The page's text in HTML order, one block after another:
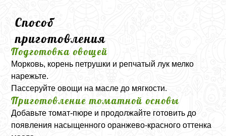
Способ
приготовления
Подготовка овощей
Морковь, корень петрушки и репчатый лук мелко
нарежьте.
Пассеруйте овощи на масле до мягкости.
Приготовление томатной основы
Добавьте томат-пюре и продолжайте готовить до
появления насыщенного оранжево-красного оттенка